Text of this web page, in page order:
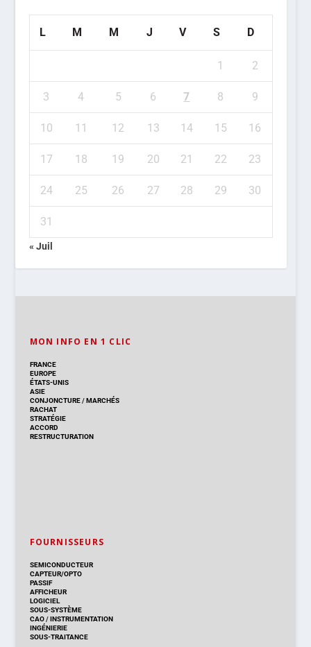
L M M J V S D
1 2
3 4 5 6 7 8 9
10 11 12 13 14 15 16
17 18 19 20 21 22 23
24 25 26 27 28 29 30
31
« Juil
MON INFO EN 1 CLIC
FRANCE
EUROPE
ÉTATS-UNIS
ASIE
CONJONCTURE/ MARCHÉS
RACHAT
STRATÉGIE
ACCORD
RESTRUCTURATION
FOURNISSEURS
SEMICONDUCTEUR
CAPTEUR/OPTO
PASSIF
AFFICHEUR
LOGICIEL
SOUS-SYSTÈME
CAO/INSTRUMENTATION
INGÉNIERIE
SOUS-TRAITANCE